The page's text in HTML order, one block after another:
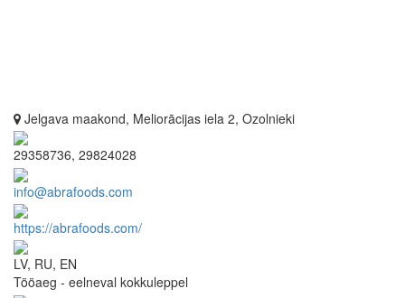
Jelgava maakond, Meliorācijas iela 2, Ozolnieki
29358736, 29824028
info@abrafoods.com
https://abrafoods.com/
LV, RU, EN
Tööaeg - eelneval kokkuleppel